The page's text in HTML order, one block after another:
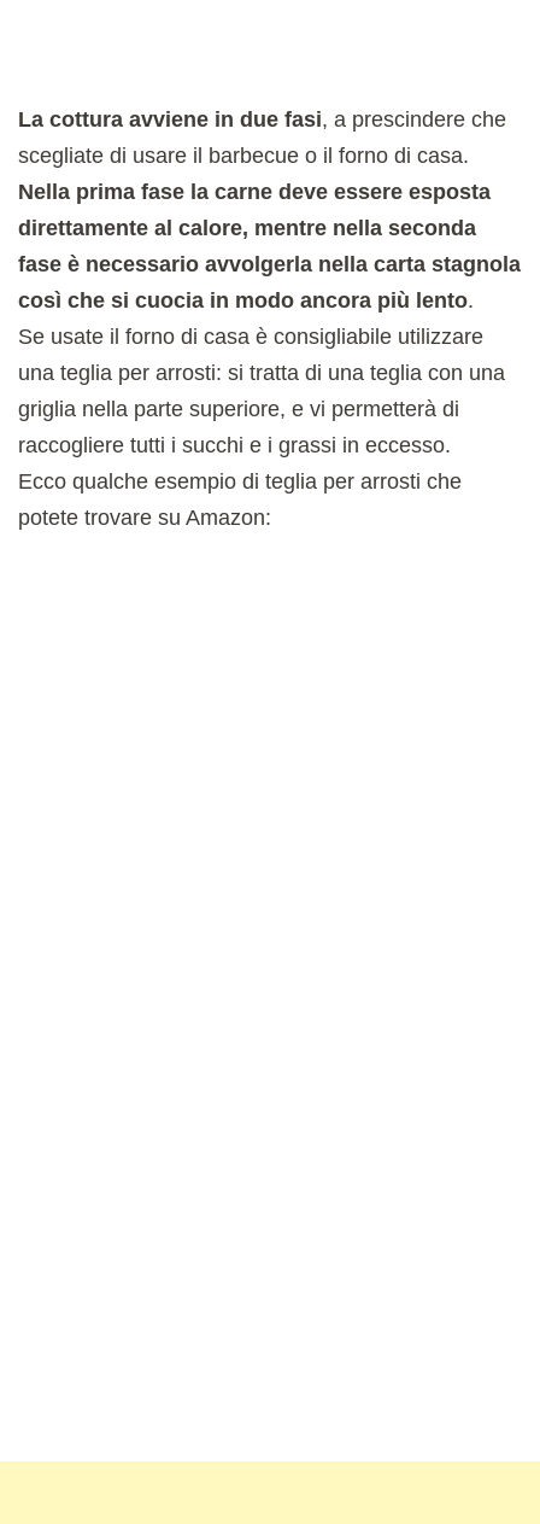
La cottura avviene in due fasi, a prescindere che
scegliate di usare il barbecue o il forno di casa.
Nella prima fase la carne deve essere esposta
direttamente al calore, mentre nella seconda
fase è necessario avvolgerla nella carta stagnola
così che si cuocia in modo ancora più lento.
Se usate il forno di casa è consigliabile utilizzare
una teglia per arrosti: si tratta di una teglia con una
griglia nella parte superiore, e vi permetterà di
raccogliere tutti i succhi e i grassi in eccesso.
Ecco qualche esempio di teglia per arrosti che
potete trovare su Amazon: